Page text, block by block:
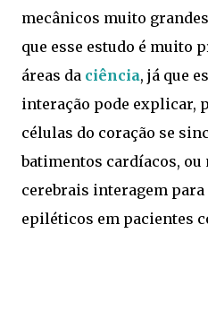
mecânicos muito
que esse estudo é muito
áreas da ciência, já que
interação pode explicar,
células do coração se
batimentos cardíacos, ou
cerebrais interagem para
epiléticos em pacientes